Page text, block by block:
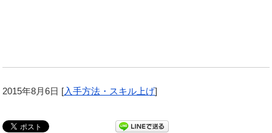
2015年8月6日 [入手方法・スキル上げ]